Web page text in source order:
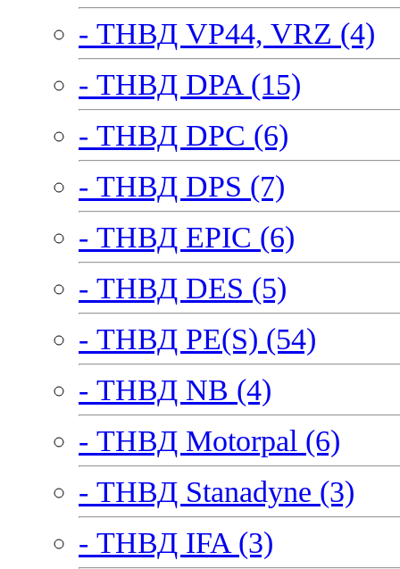
- ТНВД VP44, VRZ (4)
- ТНВД DPA (15)
- ТНВД DPC (6)
- ТНВД DPS (7)
- ТНВД EPIC (6)
- ТНВД DES (5)
- ТНВД PE(S) (54)
- ТНВД NB (4)
- ТНВД Motorpal (6)
- ТНВД Stanadyne (3)
- ТНВД IFA (3)